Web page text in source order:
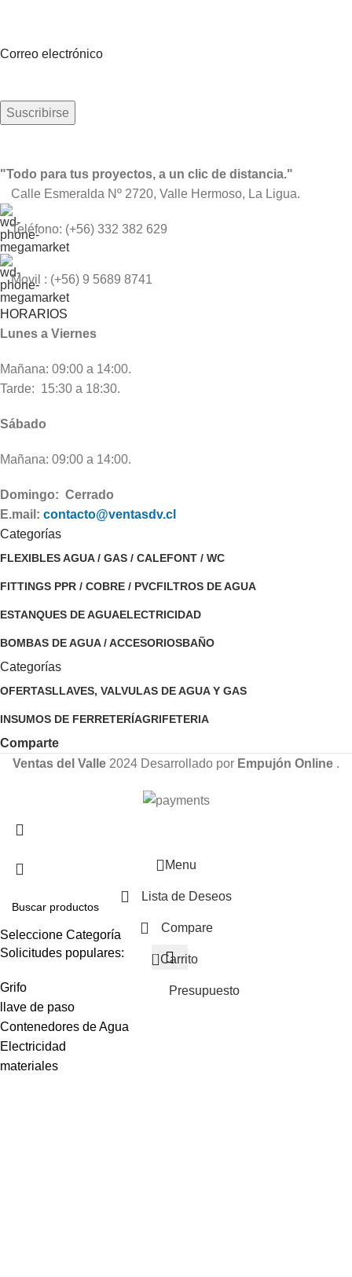
Correo electrónico
"Todo para tus proyectos, a un clic de distancia."
Calle Esmeralda Nº 2720, Valle Hermoso, La Ligua.
Teléfono: (+56) 332 382 629
Movil : (+56) 9 5689 8741
HORARIOS
Lunes a Viernes
Mañana: 09:00 a 14:00.
Tarde: 15:30 a 18:30.
Sábado
Mañana: 09:00 a 14:00.
Domingo: Cerrado
E.mail: contacto@ventasdv.cl
Categorías
FLEXIBLES AGUA / GAS / CALEFONT / WC
FITTINGS PPR / COBRE / PVCFILTROS DE AGUA
ESTANQUES DE AGUAELECTRICIDAD
BOMBAS DE AGUA / ACCESORIOSBAÑO
Categorías
OFERTASLLAVES, VALVULAS DE AGUA Y GAS
INSUMOS DE FERRETERÍAGRIFETERIA
Comparte
Ventas del Valle 2024 Desarrollado por Empujón Online .
Seleccione Categoría
Solicitudes populares:
Grifo
llave de paso
Contenedores de Agua
Electricidad
materiales
Menu
Lista de Deseos
Compare
0 Carrito
Presupuesto